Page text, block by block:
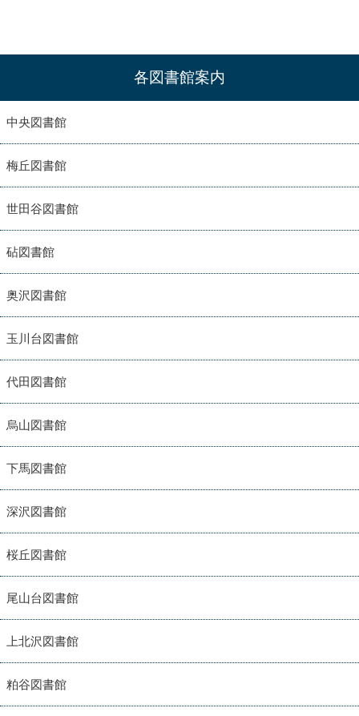
各図書館案内
中央図書館
梅丘図書館
世田谷図書館
砧図書館
奥沢図書館
玉川台図書館
代田図書館
烏山図書館
下馬図書館
深沢図書館
桜丘図書館
尾山台図書館
上北沢図書館
粕谷図書館